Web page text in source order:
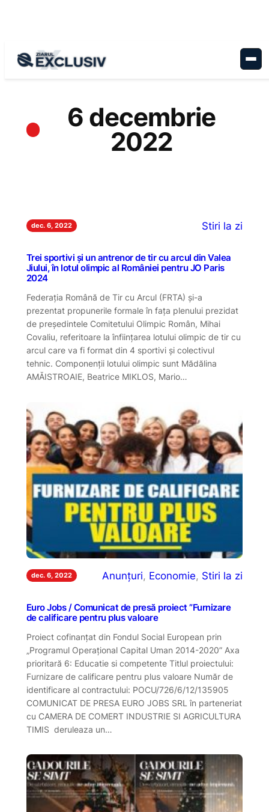
6 decembrie
2022
dec. 6, 2022 Stiri la zi
Trei sportivi și un antrenor de tir cu arcul din Valea
Jiului, în lotul olimpic al României pentru JO Paris
2024
Federația Română de Tir cu Arcul (FRTA) și-a
prezentat propunerile formale în fața plenului prezidat
de președintele Comitetului Olimpic Român, Mihai
Covaliu, referitoare la înființarea lotului olimpic de tir cu
arcul care va fi format din 4 sportivi și colectivul
tehnic. Componenții lotului olimpic sunt Mădălina
AMĂISTROAIE, Beatrice MIKLOS, Mario…
dec. 6, 2022 Anunțuri, Economie, Stiri la zi
Euro Jobs / Comunicat de presă proiect ”Furnizare
de calificare pentru plus valoare
Proiect cofinanțat din Fondul Social European prin
„Programul Operațional Capital Uman 2014-2020” Axa
prioritară 6: Educatie si competente Titlul proiectului:
Furnizare de calificare pentru plus valoare Număr de
identificare al contractului: POCU/726/6/12/135905
COMUNICAT DE PRESA EURO JOBS SRL în parteneriat
cu CAMERA DE COMERT INDUSTRIE SI AGRICULTURA
TIMIS deruleaza un…